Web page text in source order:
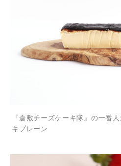
『倉敷チーズケーキ隊』の一番
キプレーン